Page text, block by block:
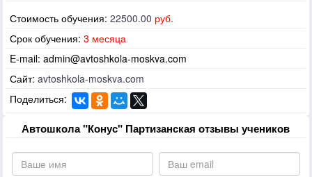
Стоимость обучения: 22500.00 руб.
Срок обучения: 3 месяца
E-mail: admin@avtoshkola-moskva.com
Сайт: avtoshkola-moskva.com
Поделиться:
Автошкола "Конус" Партизанская отзывы учеников